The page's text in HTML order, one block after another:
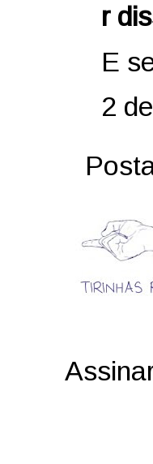
r
E
2